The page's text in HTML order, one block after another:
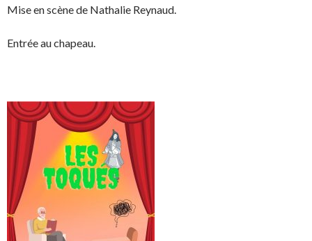
Mise en scène de Nathalie Reynaud.
Entrée au chapeau.